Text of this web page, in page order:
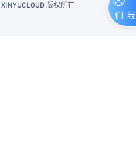
版权所有
联系我们